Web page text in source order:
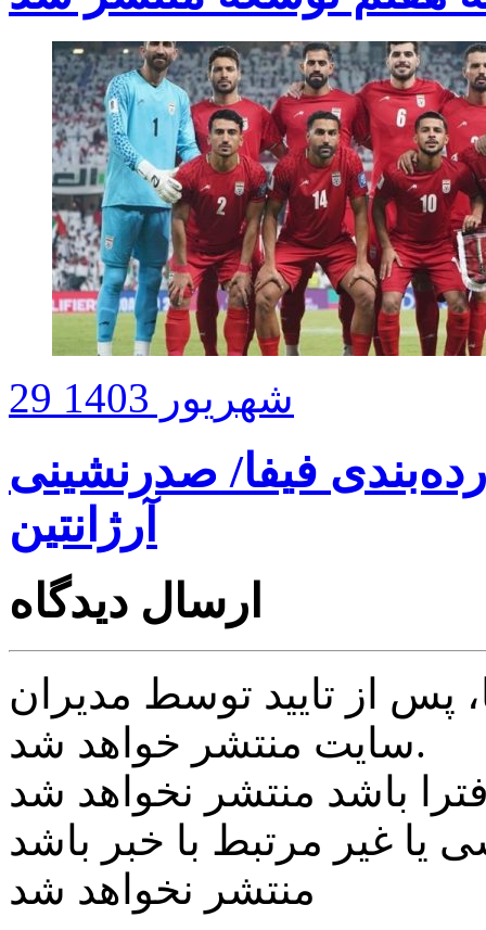
29 شهریور 1403
فیفا/ صدرنشینی
آرژانتین
ارسال دیدگاه
از تایید توسط مدیران
سایت منتشر خواهد شد.
یا غیر مرتبط با خبر باشد
منتشر نخواهد شد